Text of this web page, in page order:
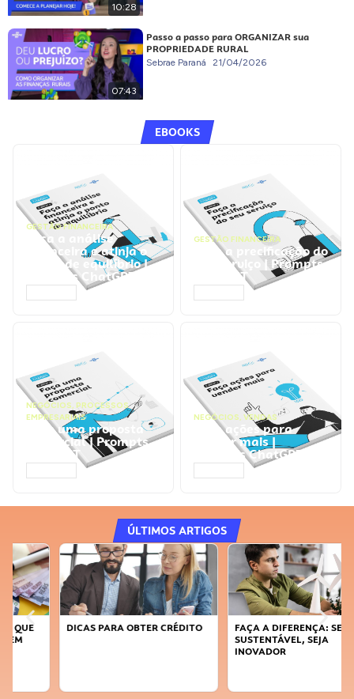
10:28
07:43
Passo a passo para ORGANIZAR sua
PROPRIEDADE RURAL
Sebrae Paraná 21/04/2026
EBOOKS
GESTÃO FINANCEIRA
Faça a análise
financeira e atinja o
ponto de equilíbrio |
Prompts ChatGPT
GESTÃO FINANCEIRA
Faça a precificação do
seu serviço | Prompts
ChatGPT
NEGÓCIOS, PROCESSOS
EMPRESARIAIS
Faça uma proposta
comercial | Prompts
ChatGPT
NEGÓCIOS, VENDAS
Faça ações para
vender mais |
Prompts ChatGPT
ÚLTIMOS ARTIGOS
DICAS PARA OBTER CRÉDITO
FAÇA A DIFERENÇA: SEJA
SUSTENTÁVEL, SEJA
INOVADOR